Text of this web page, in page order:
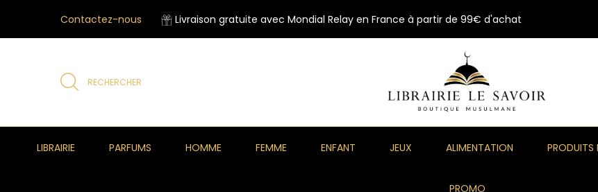
Contactez-nous Livraison gratuite avec Mondial Relay en France à partir de 99€ d'achat
RECHERCHER
LIBRAIRIE PARFUMS HOMME FEMME ENFANT JEUX ALIMENTATION PRODUITS
PROMO